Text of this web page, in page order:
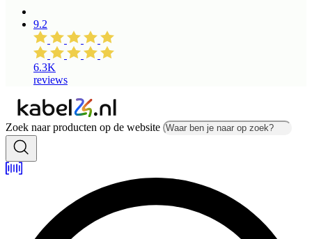
9.2
6.3K
reviews
Zoek naar producten op de website